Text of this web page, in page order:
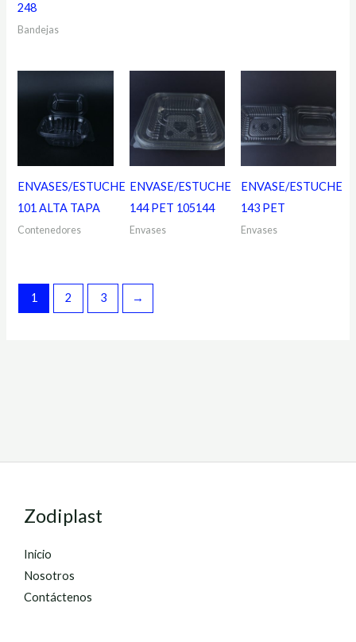
248
Bandejas
ENVASES/ESTUCHE
101 ALTA TAPA
Contenedores
ENVASE/ESTUCHE
144 PET 105144
Envases
ENVASE/ESTUCHE
143 PET
Envases
1 2 3 →
Zodiplast
Inicio
Nosotros
Contáctenos